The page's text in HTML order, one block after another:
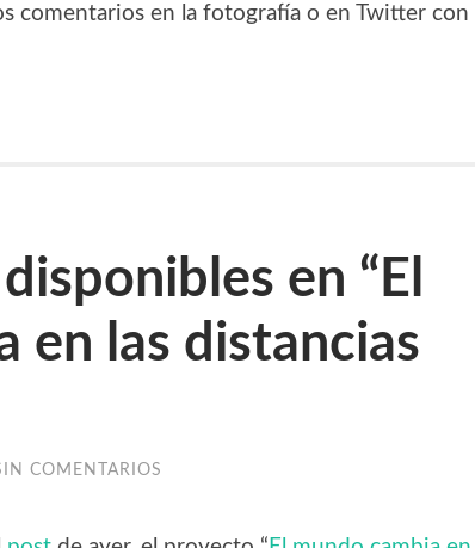
comentarios en la fotografía o en Twitter con
en “El
en las distancias
COMENTARIOS